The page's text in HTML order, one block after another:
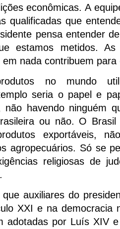
econômicas. A
qualificadas que
pensa entender
estamos metidos. As
em nada contribuem para
no mundo
seria o papel e
não havendo ninguém
ou não. O
exportáveis,
agropecuários. Só se
religiosas de
auxiliares do
XXI e na democracia
adotadas por Luís XIV